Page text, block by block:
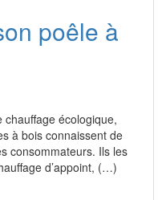
poêle à
écologique,
à bois connaissent de
consommateurs. Ils les
d’appoint, (…)